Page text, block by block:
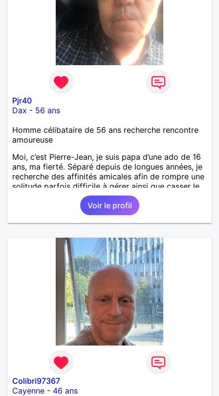
Pjr40
Dax - 56 ans
Homme célibataire de 56 ans recherche rencontre
amoureuse
Moi, c’est Pierre-Jean, je suis papa d’une ado de 16
ans, ma fierté. Séparé depuis de longues années, je
recherche des affinités amicales afin de rompre une
solitude parfois difficile à gérer ainsi que casser le
vague à l’âme. L’amitié reste extrêmement
importante à mes yeux mais peut se décliner en des
sentiments plus puissants. « Le temps fera son
œuvre » disait Arthur Schopenhauer, philosophe
autant être trop locace. Je suis bourré de qualités
avec très peu de défauts. Je suis altruiste,
bienveillant, empathique, attentionné, honnête,
respectueux, doux de caractère et compréhensif : je
laisse « glisser » beaucoup de choses. Mais ne vous
m’éprenez pas Mesdames, si une personne que
j’aime me trahit une fois, il n’y aura pas de seconde
chance et je l’effacerai à « vitam eternam ».
Néanmoins, je suis un tout petit peu maniaque ainsi
qu’impatient. J’essaye de faire des efforts. Rien de
bien dramatique ! Du moins je le pense……Je suis un
homme facile à vivre. À vous si vous le souhaitez,
d’apprendre à me connaître davantage. J’en serai
ravi….A très bientôt je l’espère.
Voir le profil
Colibri97367
Cayenne - 46 ans